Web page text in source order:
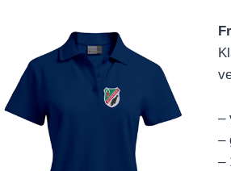
–
–
–